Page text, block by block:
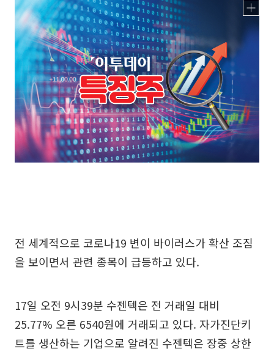
전 세계적으로 코로나19 변이 바이러스가 확산 조짐
을 보이면서 관련 종목이 급등하고 있다.
17일 오전 9시39분 수젠텍은 전 거래일 대비
25.77% 오른 6540원에 거래되고 있다. 자가진단키
트를 생산하는 기업으로 알려진 수젠텍은 장중 상한